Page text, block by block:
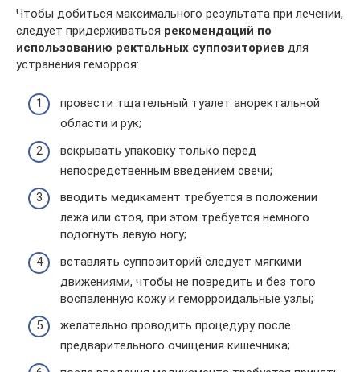
Чтобы добиться максимального результата при лечении,
следует придерживаться рекомендаций по
использованию ректальных суппозиториев для
устранения геморроя:
провести тщательный туалет аноректальной
области и рук;
вскрывать упаковку только перед
непосредственным введением свечи;
вводить медикамент требуется в положении
лежа или стоя, при этом требуется немного
подогнуть левую ногу;
вставлять суппозиторий следует мягкими
движениями, чтобы не повредить и без того
воспаленную кожу и геморроидальные узлы;
желательно проводить процедуру после
предварительного очищения кишечника;